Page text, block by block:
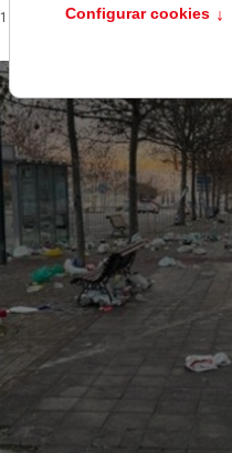
16 ENERO 2026